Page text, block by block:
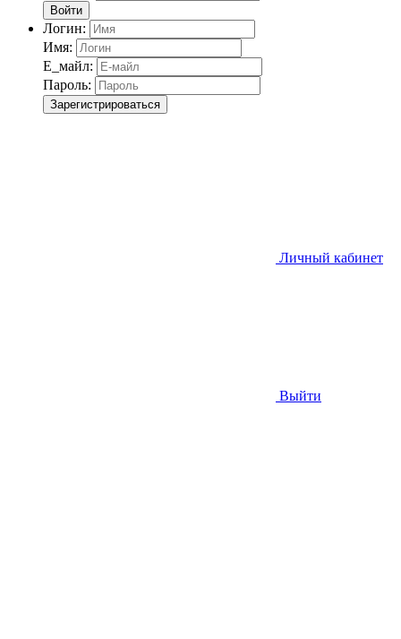
Войти
Логин:
Имя:
Е_майл:
Пароль:
Зарегистрироваться
Личный кабинет
Выйти